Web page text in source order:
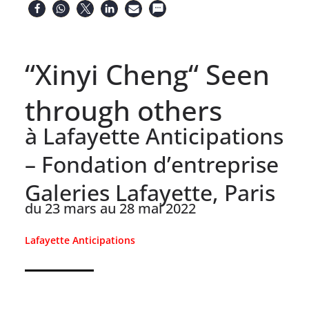
“Xinyi Cheng“ Seen
through others
à Lafayette Anticipations
– Fondation d’entreprise
Galeries Lafayette, Paris
du 23 mars au 28 mai 2022
Lafayette Anticipations